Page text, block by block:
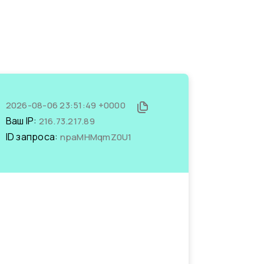
2026-08-06 23:51:49 +0000
Ваш IP: 216.73.217.89
ID запроса: npaMHMqmZ0U1